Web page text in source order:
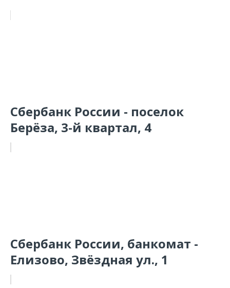
Сбербанк России - поселок
Берёза, 3-й квартал, 4
Сбербанк России, банкомат -
Елизово, Звёздная ул., 1